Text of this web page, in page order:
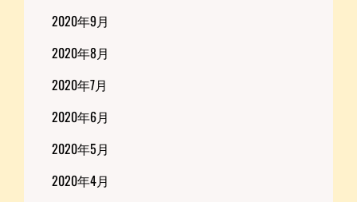
2020年9月
2020年8月
2020年7月
2020年6月
2020年5月
2020年4月